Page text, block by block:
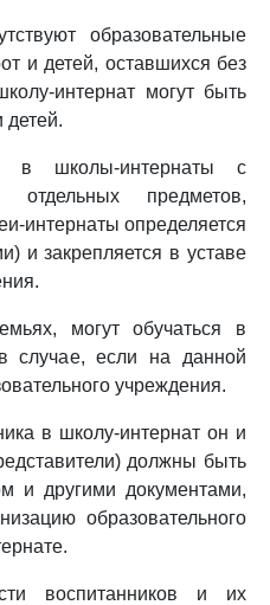
образовательные
и детей, оставшихся без
интернат могут быть
детей.
в школы-интернаты с
отдельных предметов,
интернаты определяется
и закрепляется в уставе
могут обучаться в
случае, если на данной
учреждения.
в школу-интернат он и
должны быть
и другими документами,
образовательного
воспитанников и их